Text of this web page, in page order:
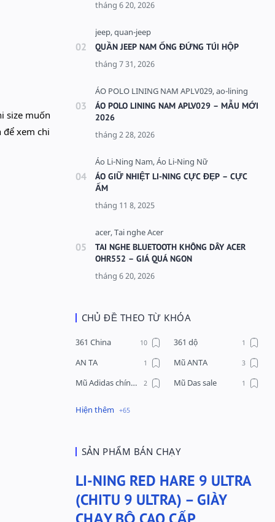
size muốn
để xem chi
QUẦN JEEP NAM ỐNG ĐỨNG TÚI HỘP
ÁO POLO LINING NAM APLV029 – MẪU MỚI
2026
ÁO GIỮ NHIỆT LI-NING CỰC ĐẸP – CỰC
ẤM
TAI NGHE BLUETOOTH KHÔNG DÂY ACER
OHR552 – GIÁ QUÁ NGON
CHỦ ĐỀ THEO TỪ KHÓA
361 China
361 dộ
AN TA
Mũ ANTA
Mũ Adidas chính hãng
Mũ Das sale
Phụ kiện Acer
Quần nỉ nam Lining
Quần short nam Lining
Remax
Sale giày Anta nữ
SẢN PHẨM BÁN CHẠY
LI-NING RED HARE 9 ULTRA
(CHITU 9 ULTRA) – GIÀY